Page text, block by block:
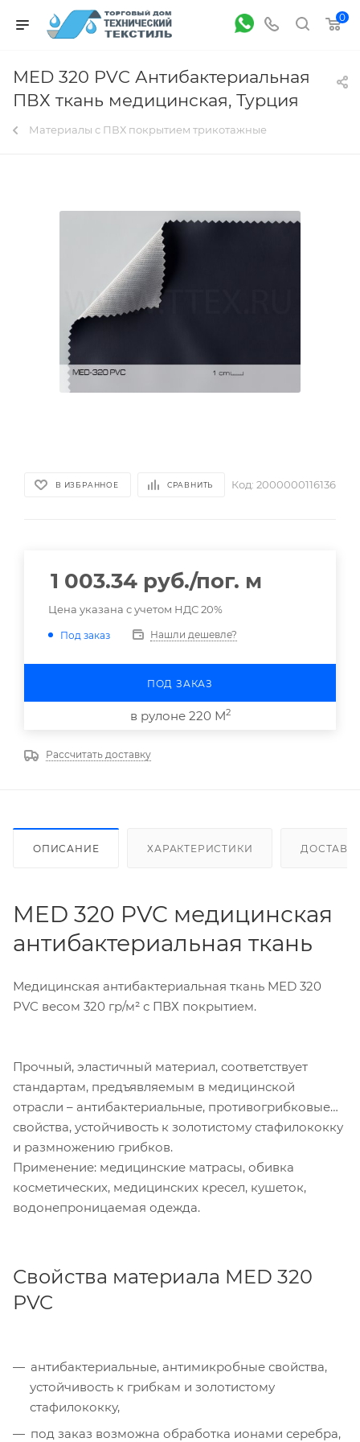
0
MED 320 PVC Антибактериальная
ПВХ ткань медицинская, Турция
Материалы с ПВХ покрытием трикотажные
В ИЗБРАННОЕ СРАВНИТЬ Код: 2000000116136
1 003.34 руб./пог. м
Цена указана с учетом НДС 20%
Под заказ Нашли дешевле?
ПОД ЗАКАЗ
в рулоне 220 М2
Рассчитать доставку
ОПИСАНИЕ ХАРАКТЕРИСТИКИ
MED 320 PVC медицинская
антибактериальная ткань
Медицинская антибактериальная ткань MED 320
PVC весом 320 гр/м² с ПВХ покрытием.
Прочный, эластичный материал, соответствует
стандартам, предъявляемым в медицинской
отрасли – антибактериальные, противогрибковые
свойства, устойчивость к золотистому стафилококку
и размножению грибков.
Применение: медицинские матрасы, обивка
косметических, медицинских кресел, кушеток,
водонепроницаемая одежда.
Свойства материала MED 320
PVC
антибактериальные, антимикробные свойства,
устойчивость к грибкам и золотистому
стафилококку,
под заказ возможна обработка ионами серебра,